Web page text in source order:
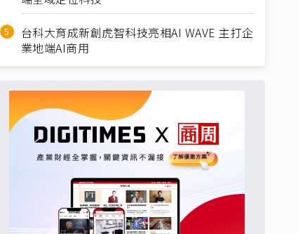
台科大育成新創虎智科技亮相AI WAVE 主打企
業地端AI商用